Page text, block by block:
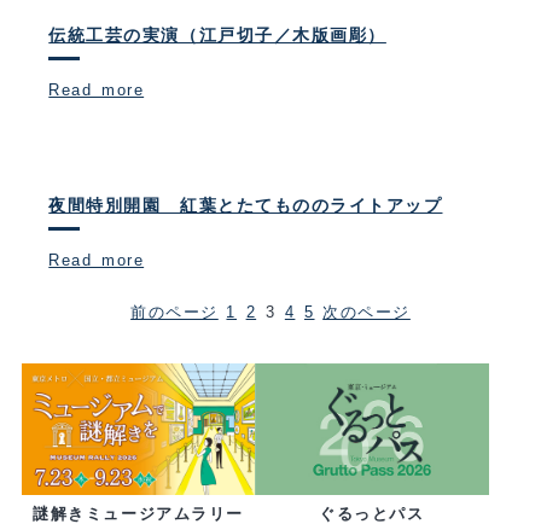
伝統工芸の実演（江戸切子／木版画彫）
Read more
夜間特別開園 紅葉とたてもののライトアップ
Read more
前のページ 1 2 3 4 5 次のページ
謎解きミュージアムラリー
ぐるっとパス